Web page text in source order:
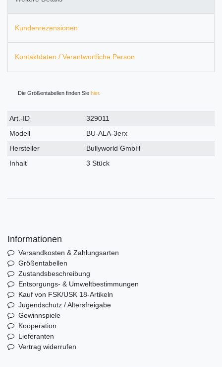
Kundenrezensionen
Kontaktdaten / Verantwortliche Person
Die Größentabellen finden Sie hier.
Technisches
Merkmal
Wert
Art.-ID
329011
Modell
BU-ALA-3erx
Hersteller
Bullyworld GmbH
Inhalt
3 Stück
Informationen
Versandkosten & Zahlungsarten
Größentabellen
Zustandsbeschreibung
Entsorgungs- & Umweltbestimmungen
Kauf von FSK/USK 18-Artikeln
Jugendschutz / Altersfreigabe
Gewinnspiele
Kooperation
Lieferanten
Vertrag widerrufen